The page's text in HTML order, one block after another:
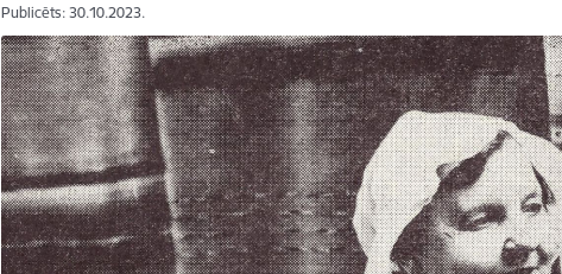
Publicēts: 30.10.2023.